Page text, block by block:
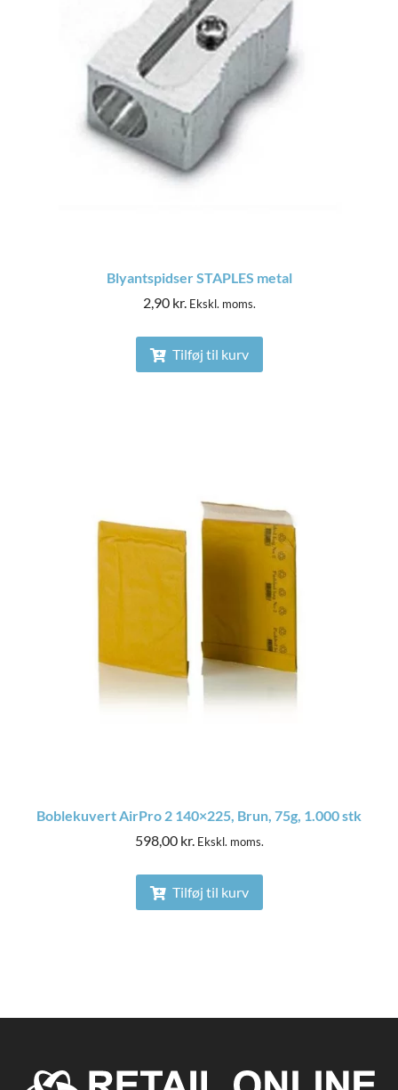
Blyantspidser STAPLES metal
2,90 kr. Ekskl. moms.
Tilføj til kurv
Boblekuvert AirPro 2 140×225, Brun, 75g, 1.000 stk
598,00 kr. Ekskl. moms.
Tilføj til kurv